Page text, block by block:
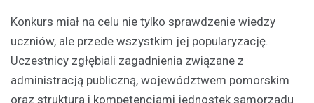
Konkurs miał na celu nie tylko sprawdzenie wiedzy
uczniów, ale przede wszystkim jej popularyzację.
Uczestnicy zgłębiali zagadnienia związane z
administracją publiczną, województwem pomorskim
oraz strukturą i kompetencjami jednostek samorządu